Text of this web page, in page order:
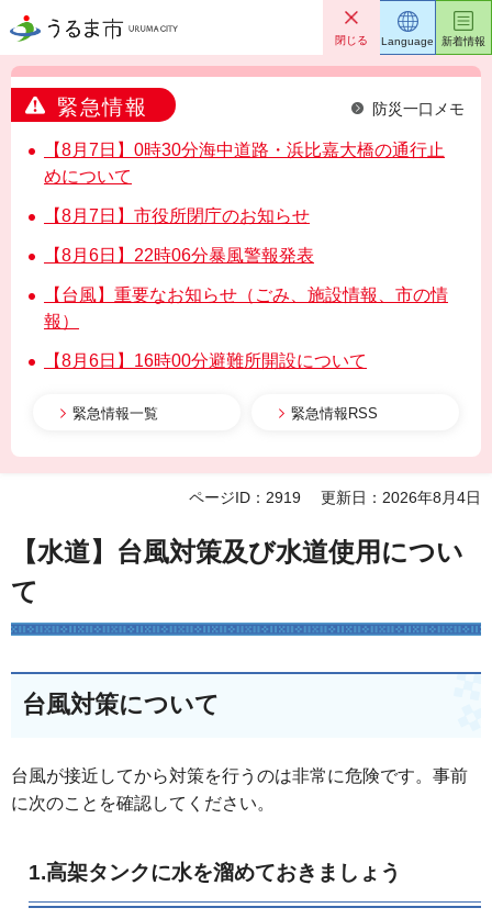
うるま市 閉じる
緊急情報 防災一口メモ
【8月7日】0時30分海中道路・浜比嘉大橋の通行止
めについて
【8月7日】市役所閉庁のお知らせ
【8月6日】22時06分暴風警報発表
【台風】重要なお知らせ（ごみ、施設情報、市の情
報）
【8月6日】16時00分避難所開設について
緊急情報一覧 緊急情報RSS
Language 新着情報
ページID：2919 更新日：2026年8月4日
【水道】台風対策及び水道使用につい
て
台風対策について
台風が接近してから対策を行うのは非常に危険です。事前
に次のことを確認してください。
1.高架タンクに水を溜めておきましょう